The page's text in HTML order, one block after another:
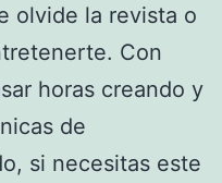
olvide la revista o
Con
horas creando y
de
si necesitas este